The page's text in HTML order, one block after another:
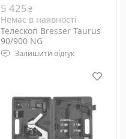
5 425₴
Немає в наявності
Телескоп Bresser Taurus
90/900 NG
Залишити відгук